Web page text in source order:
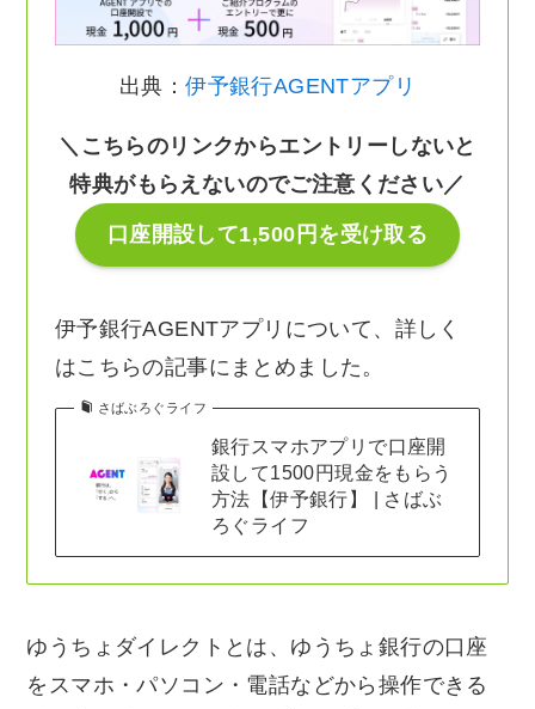
出典：伊予銀行AGENTアプリ
＼こちらのリンクからエントリーしないと
特典がもらえないのでご注意ください／
口座開設して1,500円を受け取る
伊予銀行AGENTアプリについて、詳しく
はこちらの記事にまとめました。
さばぶろぐライフ
銀行スマホアプリで口座開
設して1500円現金をもらう
方法【伊予銀行】 | さばぶ
ろぐライフ
ゆうちょダイレクトとは、ゆうちょ銀行の口座
をスマホ・パソコン・電話などから操作できる